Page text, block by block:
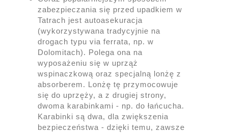
zabezpieczania się przed upadkiem w
Tatrach jest autoasekuracja
(wykorzystywana tradycyjnie na
drogach typu via ferrata, np. w
Dolomitach). Polega ona na
wyposażeniu się w uprząż
wspinaczkową oraz specjalną lonżę z
absorberem. Lonżę tę przymocowuje
się do uprzęży, a z drugiej strony,
dwoma karabinkami - np. do łańcucha.
Karabinki są dwa, dla zwiększenia
bezpieczeństwa - dzięki temu, zawsze